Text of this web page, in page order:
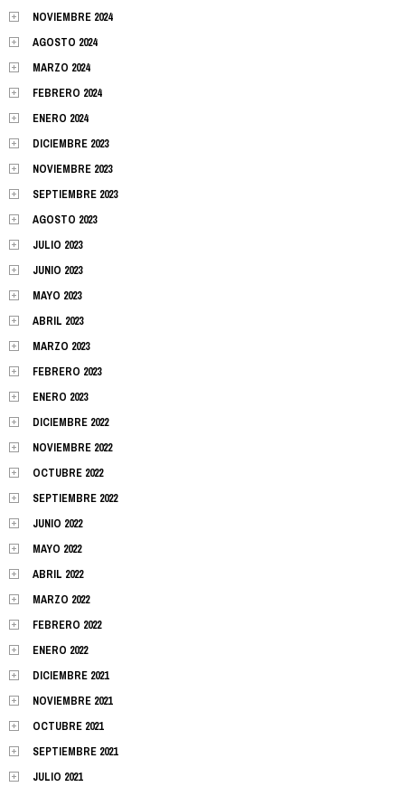
NOVIEMBRE 2024
AGOSTO 2024
MARZO 2024
FEBRERO 2024
ENERO 2024
DICIEMBRE 2023
NOVIEMBRE 2023
SEPTIEMBRE 2023
AGOSTO 2023
JULIO 2023
JUNIO 2023
MAYO 2023
ABRIL 2023
MARZO 2023
FEBRERO 2023
ENERO 2023
DICIEMBRE 2022
NOVIEMBRE 2022
OCTUBRE 2022
SEPTIEMBRE 2022
JUNIO 2022
MAYO 2022
ABRIL 2022
MARZO 2022
FEBRERO 2022
ENERO 2022
DICIEMBRE 2021
NOVIEMBRE 2021
OCTUBRE 2021
SEPTIEMBRE 2021
JULIO 2021